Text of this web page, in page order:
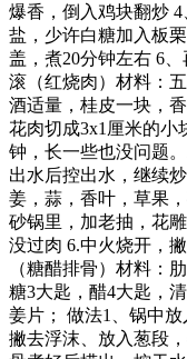
爆香，倒入鸡块翻炒
盐，少许白糖加入板
盖，煮20分钟左右 6
滚（红烧肉）材料：
酒适量，桂皮一块，
花肉切成3x1厘米的小
钟，长一些也没问题
出水后控出水，继续
姜，蒜，香叶，草果
砂锅里，加老抽，花
没过肉 6.中火烧开，
（糖醋排骨）材料：
糖3大匙，醋4大匙，
姜片； 做法1、锅中
撇去浮沫、放入葱段